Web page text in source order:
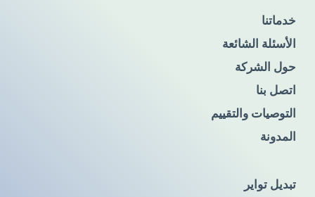
خدماتنا
الأسئلة الشائعة
حول الشركة
اتصل بنا
التوصيات والتقييم
المدونة
تبديل تواير